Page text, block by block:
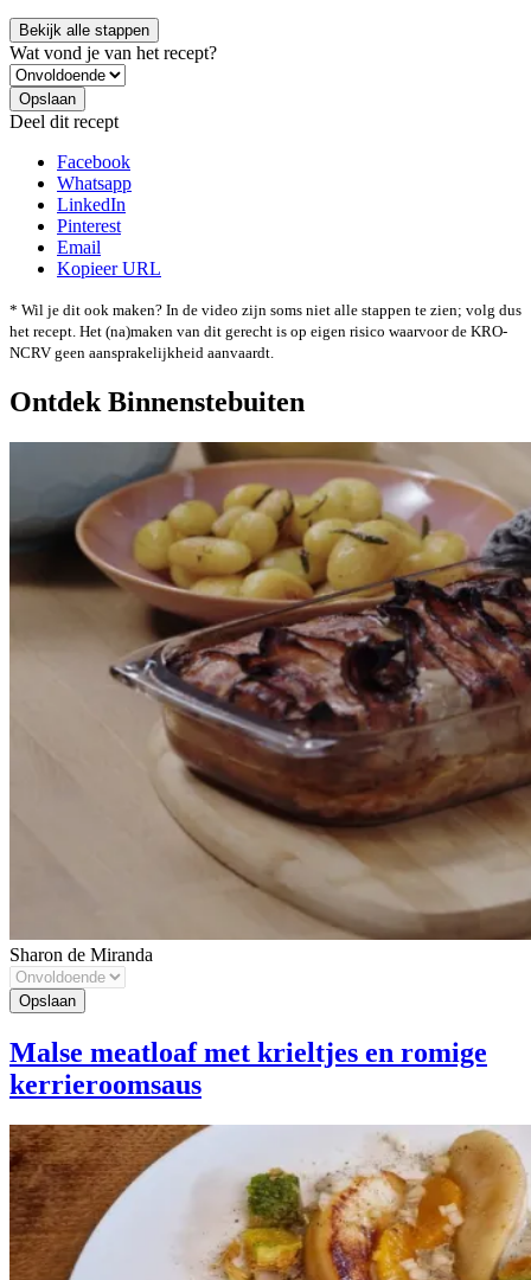
Bekijk alle stappen
Wat vond je van het recept?
Deel dit recept
Facebook
Whatsapp
LinkedIn
Pinterest
Email
Kopieer URL
* Wil je dit ook maken? In de video zijn soms niet alle stappen te zien; volg dus
het recept. Het (na)maken van dit gerecht is op eigen risico waarvoor de KRO-
NCRV geen aansprakelijkheid aanvaardt.
Ontdek Binnenstebuiten
Sharon de Miranda
Malse meatloaf met krieltjes en romige
kerrieroomsaus